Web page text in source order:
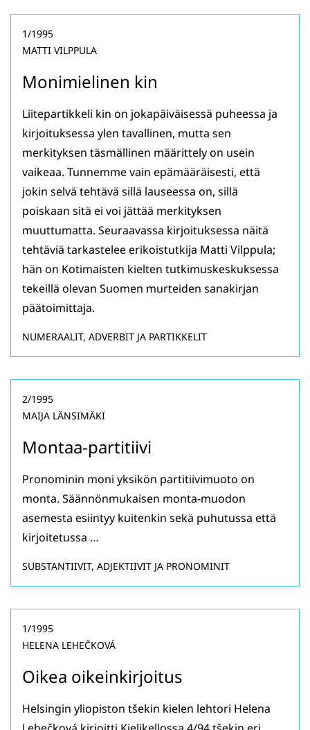
Monimielinen kin
1/1995
MATTI VILPPULA
Liitepartikkeli kin on jokapäiväisessä puheessa ja
kirjoituksessa ylen tavallinen, mutta sen
merkityksen täsmällinen määrittely on usein
vaikeaa. Tunnemme vain epämääräisesti, että
jokin selvä tehtävä sillä lauseessa on, sillä
poiskaan sitä ei voi jättää merkityksen
muuttumatta. Seuraavassa kirjoituksessa näitä
tehtäviä tarkastelee erikoistutkija Matti Vilppula;
hän on Kotimaisten kielten tutkimuskeskuksessa
tekeillä olevan Suomen murteiden sanakirjan
päätoimittaja.
NUMERAALIT, ADVERBIT JA PARTIKKELIT
Montaa-partitiivi
2/1995
MAIJA LÄNSIMÄKI
Pronominin moni yksikön partitiivimuoto on
monta. Säännönmukaisen monta-muodon
asemesta esiintyy kuitenkin sekä puhutussa että
kirjoitetussa …
SUBSTANTIIVIT, ADJEKTIIVIT JA PRONOMINIT
Oikea oikeinkirjoitus
1/1995
HELENA LEHEČKOVÁ
Helsingin yliopiston tšekin kielen lehtori Helena